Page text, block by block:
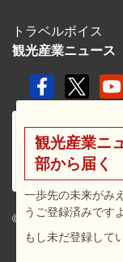
トラベルボイス
観光産業ニュース
© 2026 travel voice.
観光産業ニ
部から届く
一歩先の未来がみ
うご登録済みです
もし未だ登録して